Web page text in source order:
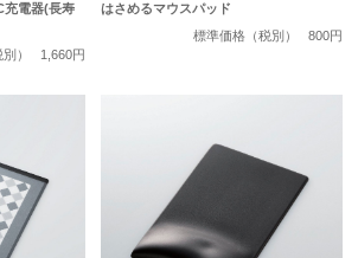
充電器(長寿
）
1,660円
はさめるマウスパッド
標準価格（税別）
800円